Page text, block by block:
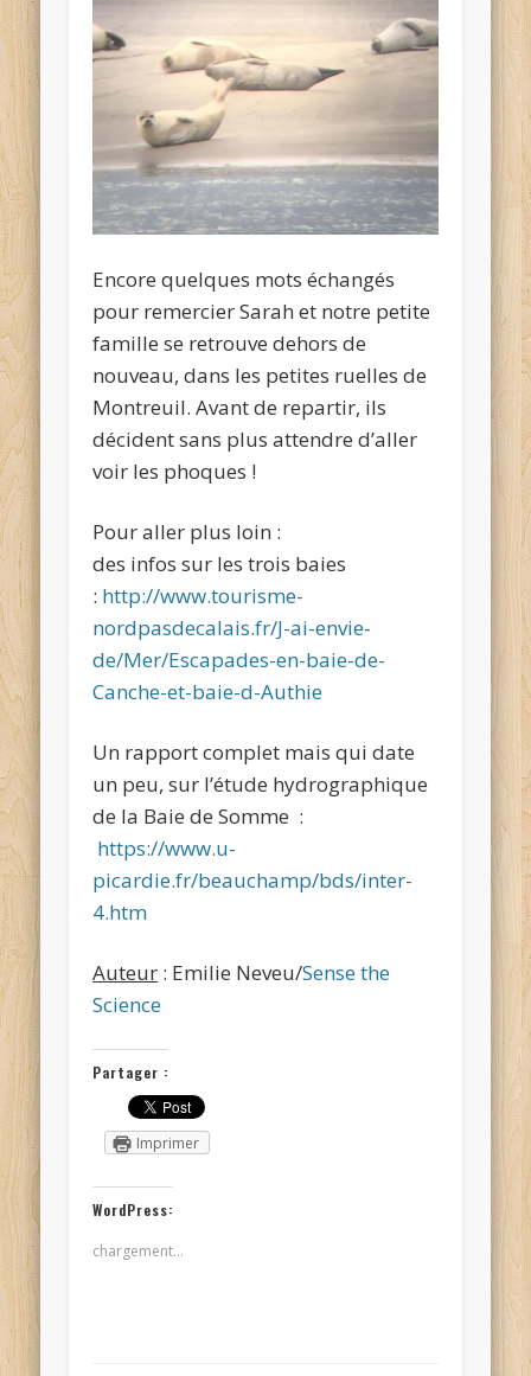
Encore quelques mots échangés
pour remercier Sarah et notre petite
famille se retrouve dehors de
nouveau, dans les petites ruelles de
Montreuil. Avant de repartir, ils
décident sans plus attendre d’aller
voir les phoques !
Pour aller plus loin :
des infos sur les trois baies
: http://www.tourisme-
nordpasdecalais.fr/J-ai-envie-
de/Mer/Escapades-en-baie-de-
Canche-et-baie-d-Authie
Un rapport complet mais qui date
un peu, sur l’étude hydrographique
de la Baie de Somme :
https://www.u-
picardie.fr/beauchamp/bds/inter-
4.htm
Auteur : Emilie Neveu/Sense the
Science
Partager :
Imprimer
WordPress:
chargement…